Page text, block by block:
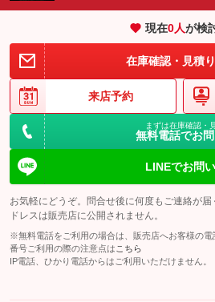
現在0人が検
在庫確認・見積
来店予約
まずは在庫確認・
無料電話でお
LINEでお問
お気軽にどうぞ。問合せ後に何度もご連絡が
ドレスは販売店に公開されません。
※無料電話をご利用の場合は、販売店へお客様の
番号ご利用の際の注意点は こちら
IP電話、ひかり電話からはご利用いただけません。